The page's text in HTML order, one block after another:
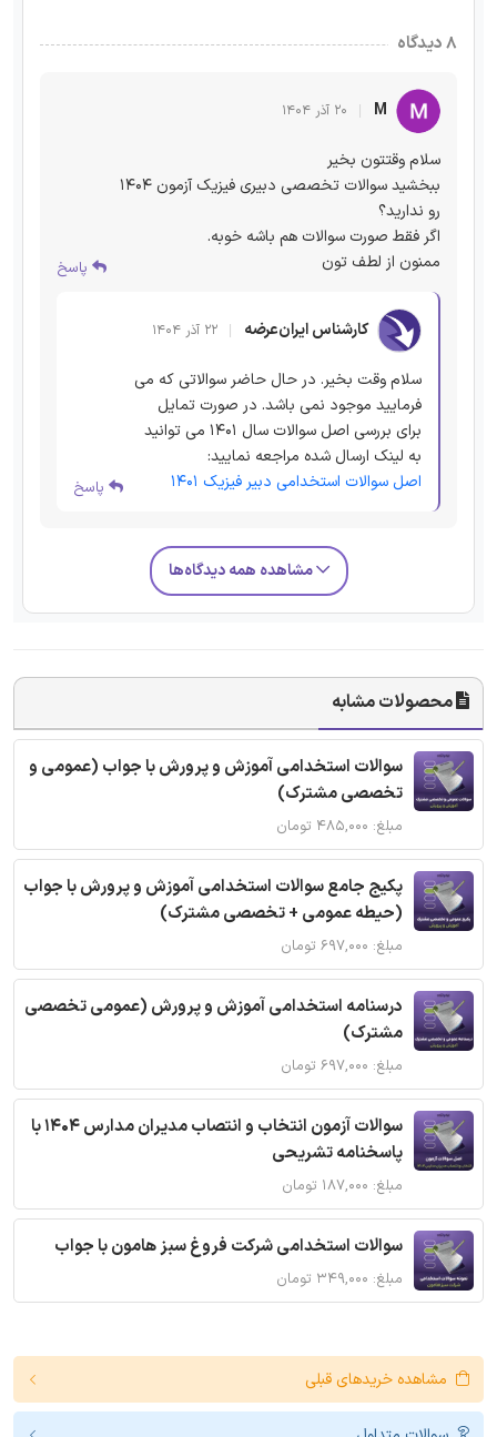
۸ دیدگاه
M ۲۰ آذر ۱۴۰۴
سلام وقتتون بخیر
ببخشید سوالات تخصصی دبیری فیزیک آزمون 1404
رو ندارید؟
اگر فقط صورت سوالات هم باشه خوبه.
ممنون از لطف تون
پاسخ
کارشناس ایران‌عرضه ۲۲ آذر ۱۴۰۴
سلام وقت بخیر. در حال حاضر سوالاتی که می
فرمایید موجود نمی باشد. در صورت تمایل
برای بررسی اصل سوالات سال 1401 می توانید
به لینک ارسال شده مراجعه نمایید:
اصل سوالات استخدامی دبیر فیزیک 1401
پاسخ
مشاهده همه دیدگاه‌ها
محصولات مشابه
سوالات استخدامی آموزش و پرورش با جواب (عمومی و
تخصصی مشترک)
مبلغ: ۴۸۵,۰۰۰ تومان
پکیج جامع سوالات استخدامی آموزش و پرورش با جواب
(حیطه عمومی + تخصصی مشترک)
مبلغ: ۶۹۷,۰۰۰ تومان
درسنامه استخدامی آموزش و پرورش (عمومی تخصصی
مشترک)
مبلغ: ۶۹۷,۰۰۰ تومان
سوالات آزمون انتخاب و انتصاب مدیران مدارس 1404 با
پاسخنامه تشریحی
مبلغ: ۱۸۷,۰۰۰ تومان
سوالات استخدامی شرکت فروغ سبز هامون با جواب
مبلغ: ۳۴۹,۰۰۰ تومان
مشاهده خریدهای قبلی